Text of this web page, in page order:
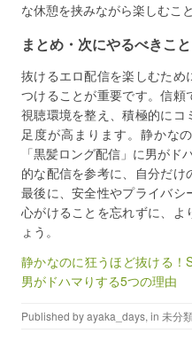
な休憩を挟みながら楽しむこ
まとめ・次にやるべきこと
抜けるエロ配信を楽しむため
つけることが重要です。信頼
視聴環境を整え、積極的に
足度が高まります。静かな
「黒髪ロング配信」に男がド
的な配信を参考に、自分だけ
最後に、安全性やプライバシ
心がけることを忘れずに、よ
ょう。
静かなのに狂うほど抜ける
男がドハマりする5つの理由
Published byayaka_days, in 未分